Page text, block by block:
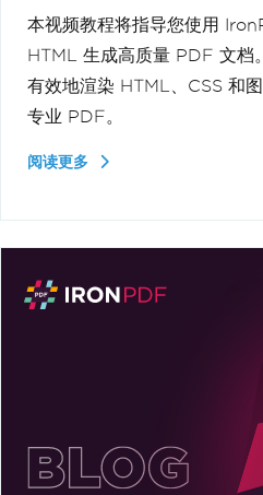
本视频教程将指导您使用
HTML 生成高质量 PDF 文档
有效地渲染 HTML、CSS 和
专业 PDF。
阅读更多